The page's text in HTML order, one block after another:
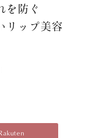
を防ぐ
リップ美容